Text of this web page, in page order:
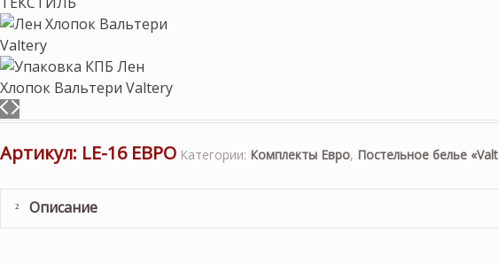
Артикул: LE-16 ЕВРО Категории: Комплекты Евро, Постельное белье
Описание